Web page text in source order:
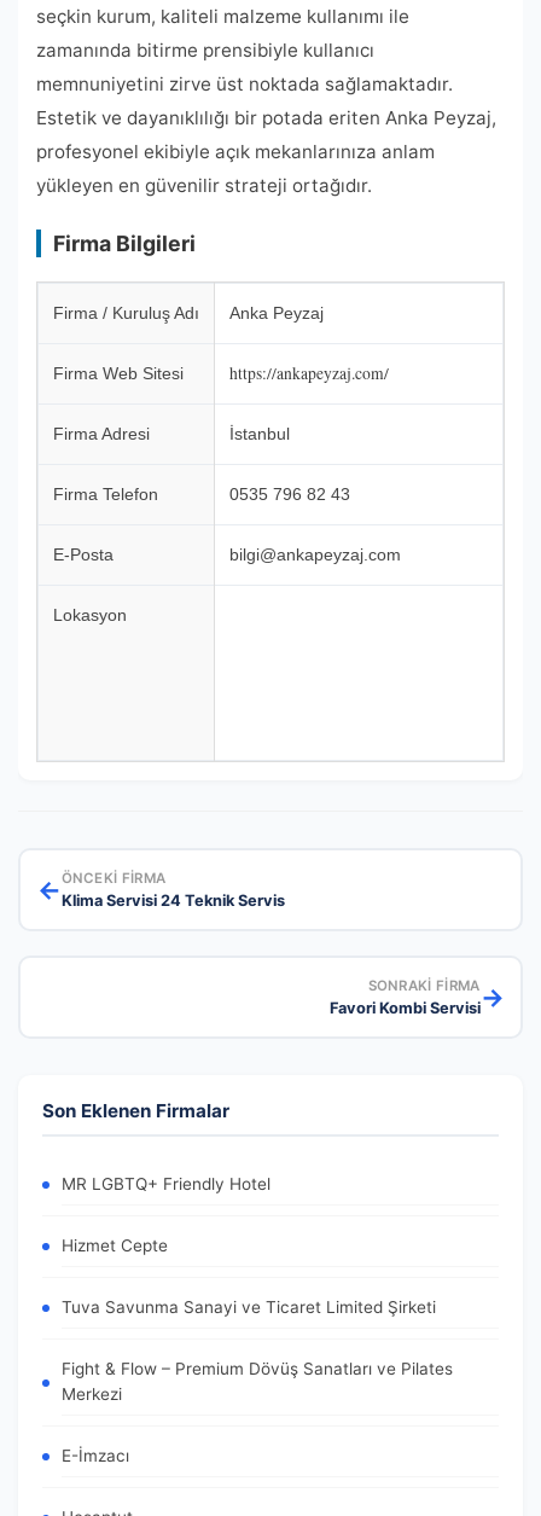
seçkin kurum, kaliteli malzeme kullanımı ile
zamanında bitirme prensibiyle kullanıcı
memnuniyetini zirve üst noktada sağlamaktadır.
Estetik ve dayanıklılığı bir potada eriten Anka Peyzaj,
profesyonel ekibiyle açık mekanlarınıza anlam
yükleyen en güvenilir strateji ortağıdır.
Firma Bilgileri
Firma / Kuruluş Adı Anka Peyzaj
Firma Web Sitesi https://ankapeyzaj.com/
Firma Adresi İstanbul
Firma Telefon 0535 796 82 43
E-Posta bilgi@ankapeyzaj.com
Lokasyon
←ÖNCEKI FIRMA
Klima Servisi 24 Teknik Servis
SONRAKI FIRMA
Favori Kombi Servisi→
Son Eklenen Firmalar
MR LGBTQ+ Friendly Hotel
Hizmet Cepte
Tuva Savunma Sanayi ve Ticaret Limited Şirketi
Fight & Flow – Premium Dövüş Sanatları ve Pilates
Merkezi
E-İmzacı